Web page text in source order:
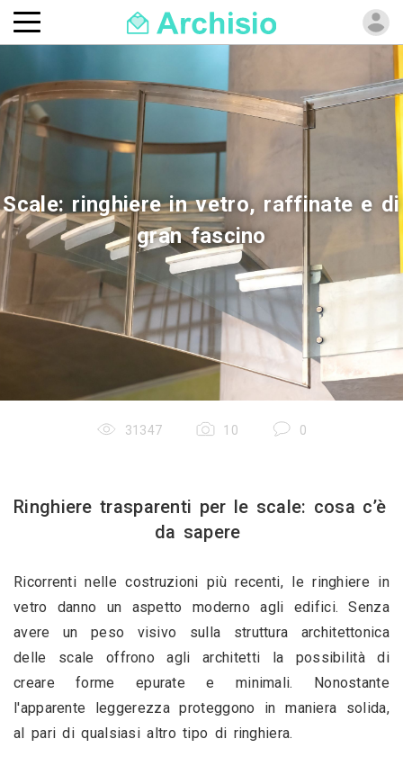
Scale: ringhiere in vetro, raffinate e di
gran fascino
31347 10 0
Ringhiere trasparenti per le scale: cosa c’è
da sapere
Ricorrenti nelle costruzioni più recenti, le ringhiere in
vetro danno un aspetto moderno agli edifici. Senza
avere un peso visivo sulla struttura architettonica
delle scale offrono agli architetti la possibilità di
creare forme epurate e minimali. Nonostante
l'apparente leggerezza proteggono in maniera solida,
al pari di qualsiasi altro tipo di ringhiera.